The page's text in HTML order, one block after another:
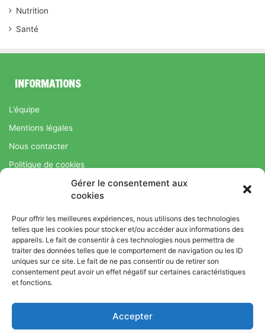
Gérer le consentement aux
cookies
Pour offrir les meilleures expériences, nous utilisons des technologies
telles que les cookies pour stocker et/ou accéder aux informations des
appareils. Le fait de consentir à ces technologies nous permettra de
traiter des données telles que le comportement de navigation ou les ID
uniques sur ce site. Le fait de ne pas consentir ou de retirer son
consentement peut avoir un effet négatif sur certaines caractéristiques
et fonctions.
Accepter
Nutrition
Santé
INFORMATIONS
L’équipe
Mentions légales
Nous contacter
Politique de cookies
Régime Savoir Maigrir.fr : La méthode Jean-Michel Cohen pour
une perte de poids durable
© Copyright 2026, Tous droits réservés |Bromance
Bien-Être : Yoga, Bien-être, Nutrition et Sport
L’équipe
Régime Savoir Maigrir.fr : La méthode Jean-Michel Cohen pour